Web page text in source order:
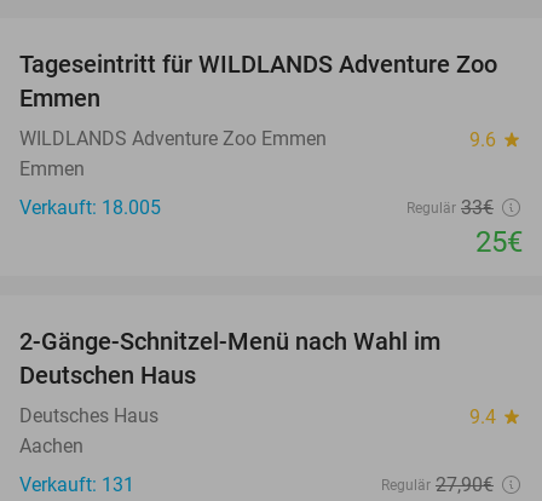
24%
Tageseintritt für WILDLANDS Adventure Zoo
Emmen
WILDLANDS Adventure Zoo Emmen 9.6 star
Emmen
Verkauft: 18.005
Regulär 33€
25€
2-Gänge-Schnitzel-Menü nach Wahl im
Deutschen Haus
Deutsches Haus 9.4 star
Aachen
Verkauft: 131
Regulär 27,90€